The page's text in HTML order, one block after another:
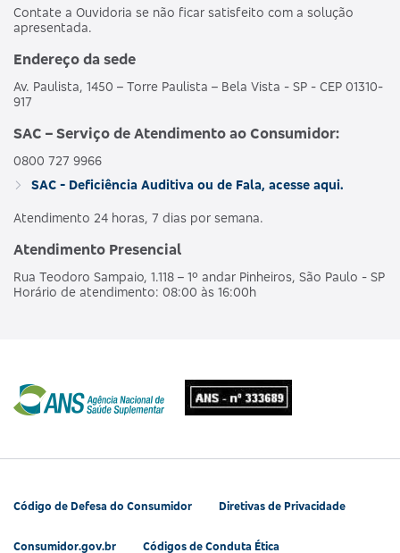
Contate a Ouvidoria se não ficar satisfeito com a solução
apresentada.
Endereço da sede
Av. Paulista, 1450 – Torre Paulista – Bela Vista - SP - CEP 01310-
917
SAC – Serviço de Atendimento ao Consumidor:
0800 727 9966
SAC - Deficiência Auditiva ou de Fala, acesse aqui.
Atendimento 24 horas, 7 dias por semana.
Atendimento Presencial
Rua Teodoro Sampaio, 1.118 – 1º andar Pinheiros, São Paulo - SP
Horário de atendimento: 08:00 às 16:00h
Código de Defesa do Consumidor Diretivas de Privacidade
Consumidor.gov.br Códigos de Conduta Ética